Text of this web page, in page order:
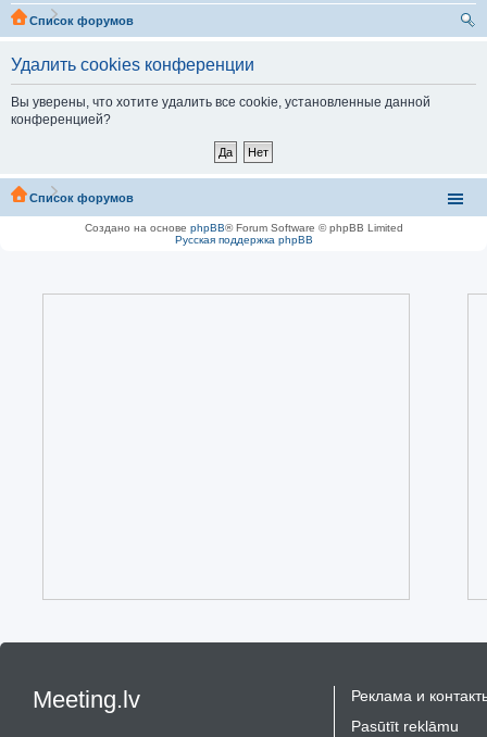
Список форумов
Удалить cookies конференции
Вы уверены, что хотите удалить все cookie, установленные данной
конференцией?
Список форумов
Создано на основе phpBB® Forum Software © phpBB Limited
Русская поддержка phpBB
Meeting.lv
Реклама и
Pasūtīt reklāmu